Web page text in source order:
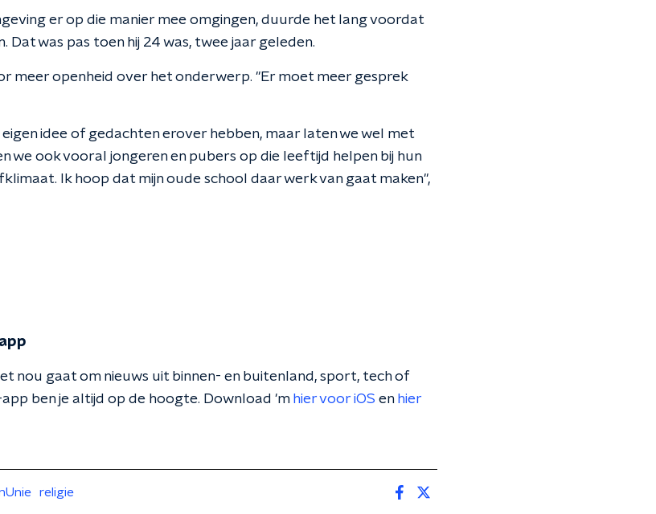
er op die manier mee omgingen, duurde het lang voordat
Dat was pas toen hij 24 was, twee jaar geleden.
meer openheid over het onderwerp. "Er moet meer gesprek
idee of gedachten erover hebben, maar laten we wel met
we ook vooral jongeren en pubers op die leeftijd helpen bij hun
Ik hoop dat mijn oude school daar werk van gaat maken",
nou gaat om nieuws uit binnen- en buitenland, sport, tech of
ben je altijd op de hoogte. Download 'm hier voor iOS en hier
religie